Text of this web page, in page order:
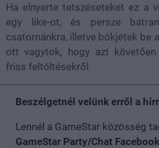
Ha elnyerte tetszéseteket ez a
egy like-ot, és persze bátran
csatornánkra, illetve bökjétek be
ott vagytok, hogy azt
friss feltöltésekről.
Beszélgetnél velünk erről a
Lennél a GameStar közösség
GameStar Party/Chat